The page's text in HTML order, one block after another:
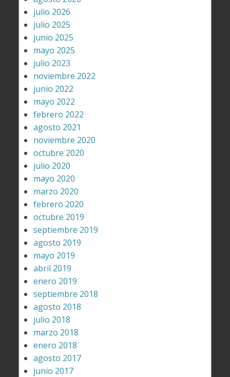
julio 2026
julio 2025
junio 2025
mayo 2025
julio 2023
noviembre 2022
junio 2022
mayo 2022
febrero 2022
agosto 2021
noviembre 2020
octubre 2020
julio 2020
mayo 2020
marzo 2020
febrero 2020
octubre 2019
septiembre 2019
agosto 2019
mayo 2019
abril 2019
enero 2019
septiembre 2018
agosto 2018
julio 2018
marzo 2018
enero 2018
agosto 2017
junio 2017